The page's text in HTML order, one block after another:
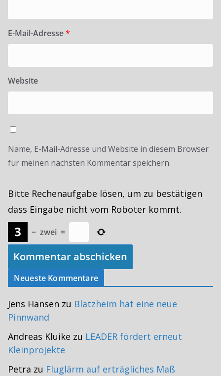
E-Mail-Adresse*
Website
Name, E-Mail-Adresse und Website in diesem Browser
für meinen nächsten Kommentar speichern.
Bitte Rechenaufgabe lösen, um zu bestätigen
dass Eingabe nicht vom Roboter kommt.
− zwei =
Neueste Kommentare
Jens Hansen zu Blatzheim hat eine neue
Pinnwand
Andreas Kluike zu LEADER fördert erneut
Kleinprojekte
Petra zu Fluglärm auf erträgliches Maß